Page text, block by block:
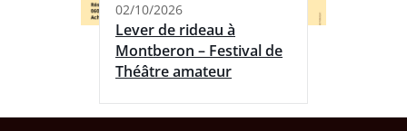
02/10/2026
Lever de rideau à
Montberon – Festival de
Théâtre amateur